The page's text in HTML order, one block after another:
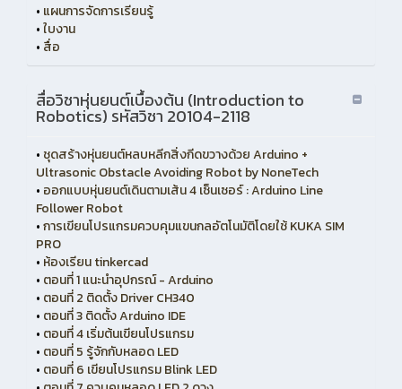
• แผนการจัดการเรียนรู้
•ใบงาน
• สื่อ
สื่อวิชาหุ่นยนต์เบื้องต้น (Introduction to
Robotics) รหัสวิชา 20104-2118
• ชุดสร้างหุ่นยนต์หลบหลีกสิ่งกีดขวางด้วย Arduino +
Ultrasonic Obstacle Avoiding Robot by NoneTech
• ออกแบบหุ่นยนต์เดินตามเส้น 4 เซ็นเซอร์ : Arduino Line
Follower Robot
•การเขียนโปรแกรมควบคุมแขนกลอัตโนมัติโดยใช้ KUKA SIM
PRO
• ห้องเรียน tinkercad
• ตอนที่ 1 แนะนำอุปกรณ์ - Arduino
• ตอนที่ 2 ติดตั้ง Driver CH340
• ตอนที่ 3 ติดตั้ง Arduino IDE
• ตอนที่ 4 เริ่มต้นเขียนโปรแกรม
• ตอนที่ 5 รู้จักกับหลอด LED
• ตอนที่ 6 เขียนโปรแกรม Blink LED